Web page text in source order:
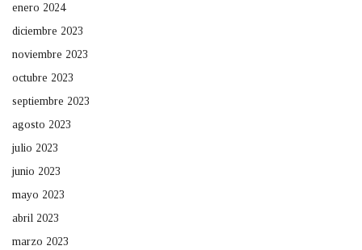
enero 2024
diciembre 2023
noviembre 2023
octubre 2023
septiembre 2023
agosto 2023
julio 2023
junio 2023
mayo 2023
abril 2023
marzo 2023